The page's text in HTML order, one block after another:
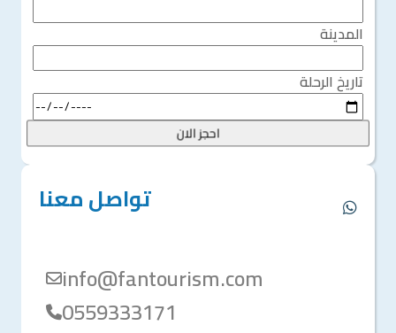
المدينة
تاريخ الرحلة
احجز الان
تواصل معنا
info@fantourism.com
0559333171